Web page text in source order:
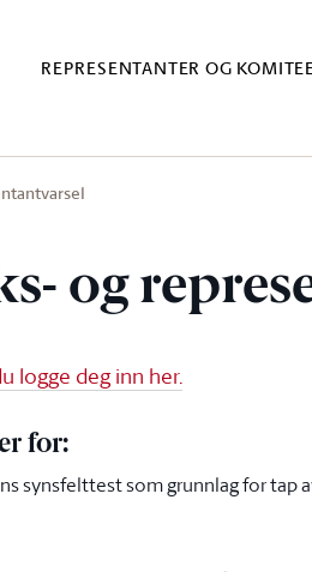
REPRESENTANTER OG
og
logge deg inn her.
for:
synsfelttest som grunnlag for tap